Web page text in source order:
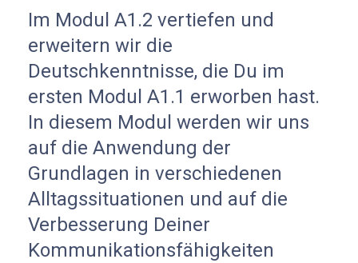
Im Modul A1.2 vertiefen und
erweitern wir die
Deutschkenntnisse, die Du im
ersten Modul A1.1 erworben hast.
In diesem Modul werden wir uns
auf die Anwendung der
Grundlagen in verschiedenen
Alltagssituationen und auf die
Verbesserung Deiner
Kommunikationsfähigkeiten